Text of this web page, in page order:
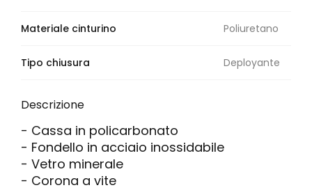
Materiale cinturino Poliuretano
Tipo chiusura Deployante
Descrizione
- Cassa in policarbonato
- Fondello in acciaio inossidabile
- Vetro minerale
- Corona a vite